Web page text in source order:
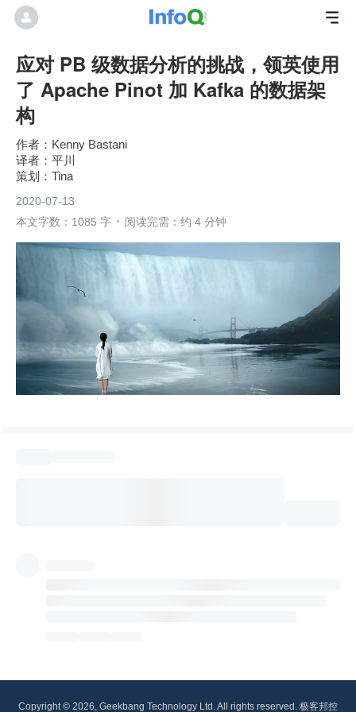
应对 PB 级数据分析的挑战，领英使用
了 Apache Pinot 加 Kafka 的数据架
构
Kenny Bastani
平川
Tina
2020-07-13
本文字数：1085 字
阅读完需：约 4 分钟
Copyright © 2026, Geekbang Technology Ltd. All rights reserved. 极客邦控